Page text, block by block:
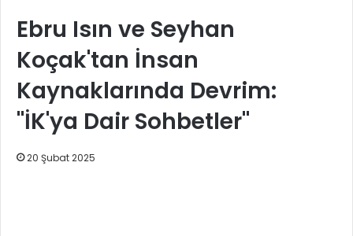
Ebru Isın ve Seyhan
Koçak'tan İnsan
Kaynaklarında Devrim:
"İK'ya Dair Sohbetler"
20 Şubat 2025